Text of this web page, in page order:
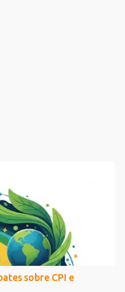
sobre CPI e